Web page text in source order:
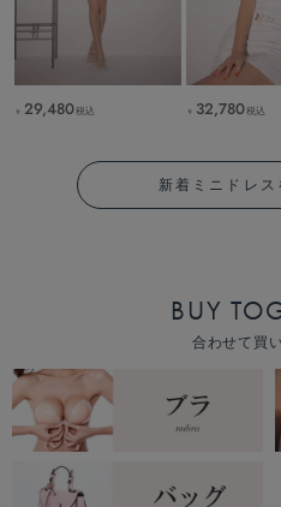
￥ 29,480税込 ￥ 32,780税込
新着ミニドレ
BUY
合わせて買